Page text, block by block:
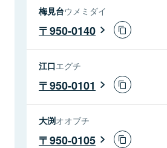
梅見台ウメミダイ
950-0140
江口エグチ
950-0101
大渕オオブチ
950-0105